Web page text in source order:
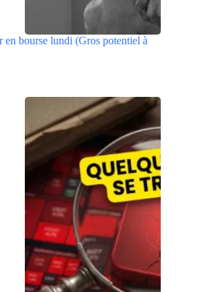
en bourse lundi (Gros potentiel à